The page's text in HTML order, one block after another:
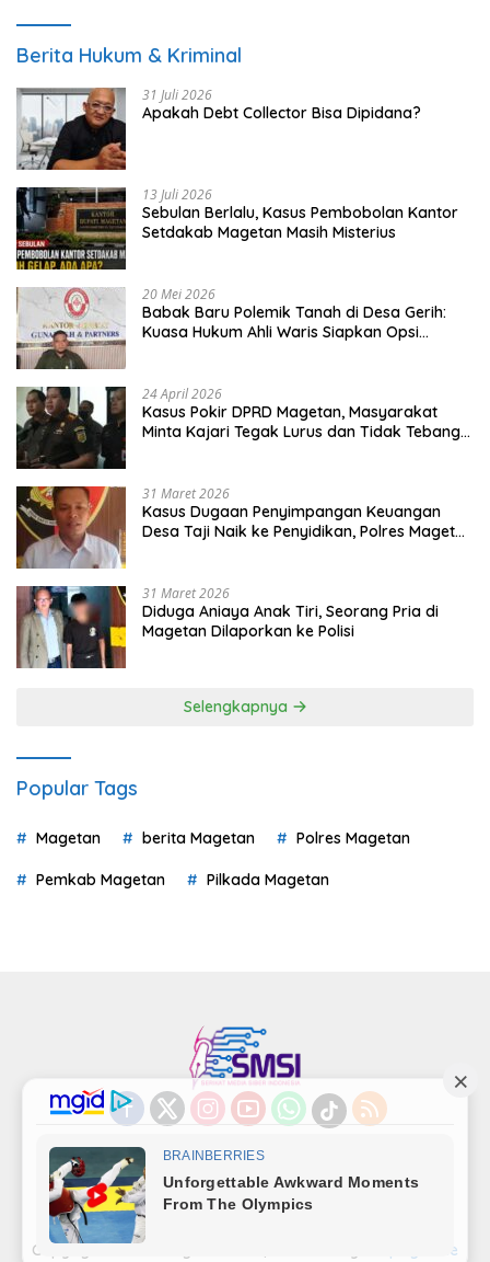
Berita Hukum & Kriminal
31 Juli 2026
Apakah Debt Collector Bisa Dipidana?
13 Juli 2026
Sebulan Berlalu, Kasus Pembobolan Kantor
Setdakab Magetan Masih Misterius
20 Mei 2026
Babak Baru Polemik Tanah di Desa Gerih:
Kuasa Hukum Ahli Waris Siapkan Opsi
24 April 2026
Kasus Pokir DPRD Magetan, Masyarakat
Minta Kajari Tegak Lurus dan Tidak Tebang
31 Maret 2026
Kasus Dugaan Penyimpangan Keuangan
Desa Taji Naik ke Penyidikan, Polres Magetan
31 Maret 2026
Diduga Aniaya Anak Tiri, Seorang Pria di
Magetan Dilaporkan ke Polisi
Selengkapnya
Popular Tags
Magetan berita Magetan Polres Magetan
Pemkab Magetan Pilkada Magetan
Indeks Kode Etik Privacy Policy
Redaksi
Disclaimer
Pedoman Media Siber
Kode Perilaku Perusahaan Pers
Copyright©LensaMagetan.com | Powered By
seopage.one